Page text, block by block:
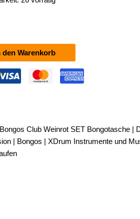
den Warenkorb
Club Weinrot SET Bongotasche |
| Bongos | XDrum Instrumente und